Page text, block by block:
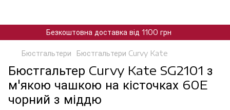
Безкоштовна доставка від 1100 грн
Бюстгальтери Бюстгальтери Curvy Kate
Бюстгальтер Curvy Kate SG2101 з
м'якою чашкою на кісточках 60E
чорний з міддю